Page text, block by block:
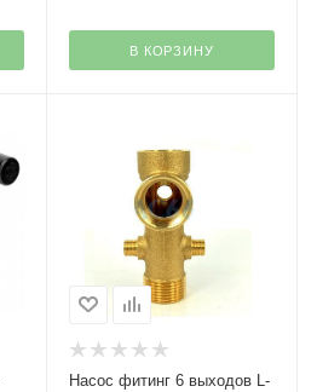
В КОРЗИНУ
Насос фитинг 6 выходов L-